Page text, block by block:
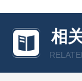
相